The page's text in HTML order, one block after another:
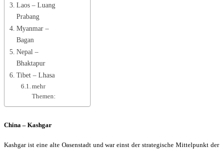
Laos – Luang
Prabang
Myanmar –
Bagan
Nepal –
Bhaktapur
Tibet – Lhasa
mehr
Themen:
China – Kashgar
Kashgar ist eine alte Oasenstadt und war einst der strategische Mittelpunkt der